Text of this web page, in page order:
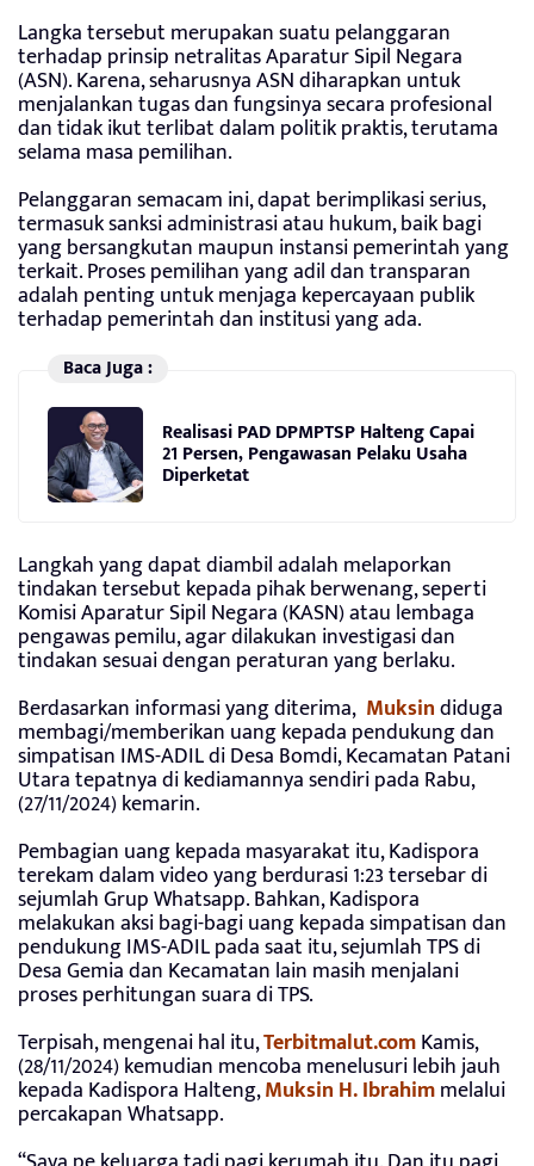
Langka tersebut merupakan suatu pelanggaran
terhadap prinsip netralitas Aparatur Sipil Negara
(ASN). Karena, seharusnya ASN diharapkan untuk
menjalankan tugas dan fungsinya secara profesional
dan tidak ikut terlibat dalam politik praktis, terutama
selama masa pemilihan.
Pelanggaran semacam ini, dapat berimplikasi serius,
termasuk sanksi administrasi atau hukum, baik bagi
yang bersangkutan maupun instansi pemerintah yang
terkait. Proses pemilihan yang adil dan transparan
adalah penting untuk menjaga kepercayaan publik
terhadap pemerintah dan institusi yang ada.
Baca Juga :
Realisasi PAD DPMPTSP Halteng Capai
21 Persen, Pengawasan Pelaku Usaha
Diperketat
Langkah yang dapat diambil adalah melaporkan
tindakan tersebut kepada pihak berwenang, seperti
Komisi Aparatur Sipil Negara (KASN) atau lembaga
pengawas pemilu, agar dilakukan investigasi dan
tindakan sesuai dengan peraturan yang berlaku.
Berdasarkan informasi yang diterima, Muksindiduga
membagi/memberikan uang kepada pendukung dan
simpatisan IMS-ADIL di Desa Bomdi, Kecamatan Patani
Utara tepatnya di kediamannya sendiri pada Rabu,
(27/11/2024) kemarin.
Pembagian uang kepada masyarakat itu, Kadispora
terekam dalam video yang berdurasi 1:23 tersebar di
sejumlah Grup Whatsapp. Bahkan, Kadispora
melakukan aksi bagi-bagi uang kepada simpatisan dan
pendukung IMS-ADIL pada saat itu, sejumlah TPS di
Desa Gemia dan Kecamatan lain masih menjalani
proses perhitungan suara di TPS.
Terpisah, mengenai hal itu,Terbitmalut.comKamis,
(28/11/2024) kemudian mencoba menelusuri lebih jauh
kepada Kadispora Halteng,Muksin H. Ibrahimmelalui
percakapan Whatsapp.